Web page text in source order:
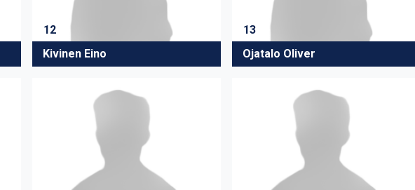
12
Kivinen Eino
13
Ojatalo Oliver